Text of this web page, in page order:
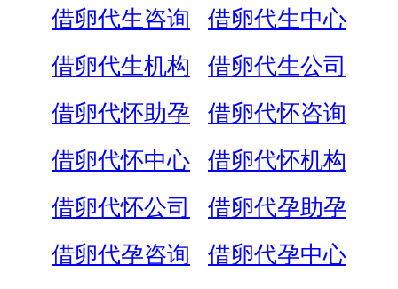
借卵代生咨询
借卵代生中心
借卵代生机构
借卵代生公司
借卵代怀助孕
借卵代怀咨询
借卵代怀中心
借卵代怀机构
借卵代怀公司
借卵代孕助孕
借卵代孕咨询
借卵代孕中心